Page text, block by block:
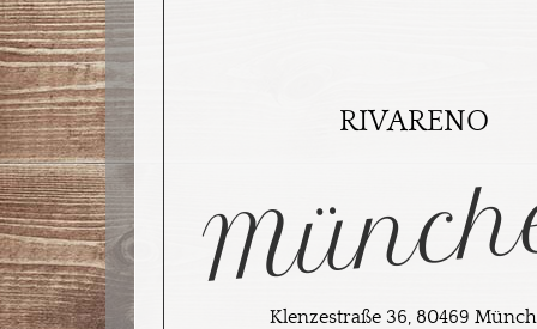
RIVARENO
Klenzestraße 36, 80469